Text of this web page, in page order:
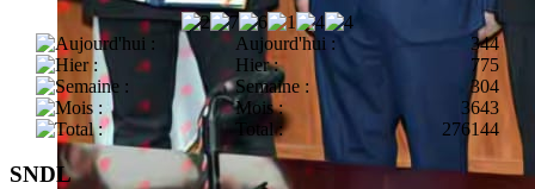
Aujourd'hui :
344
Hier :
775
Semaine :
304
Mois :
3643
Total :
276144
SNDL